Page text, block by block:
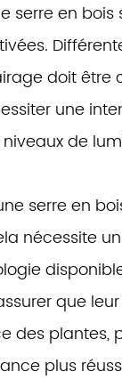
serre en
doit être
une
de
serre en
nécessite
que
des plantes,
plus